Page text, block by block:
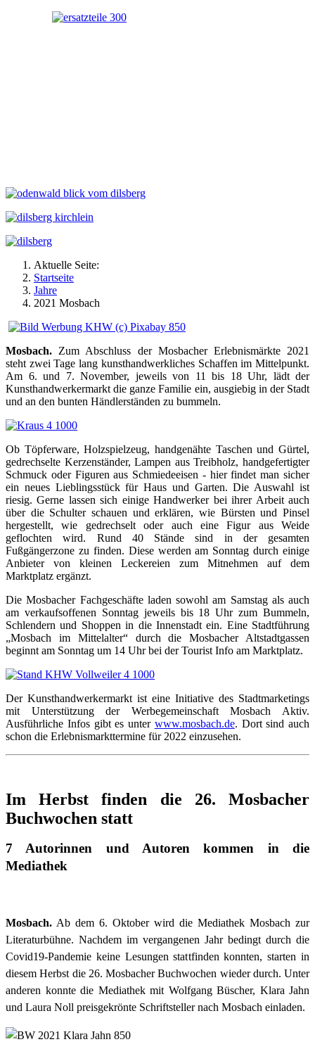
Aktuelle Seite:
Startseite
Jahre
2021 Mosbach
Mosbach. Zum Abschluss der Mosbacher Erlebnismärkte 2021
steht zwei Tage lang kunsthandwerkliches Schaffen im Mittelpunkt.
Am 6. und 7. November, jeweils von 11 bis 18 Uhr, lädt der
Kunsthandwerkermarkt die ganze Familie ein, ausgiebig in der Stadt
und an den bunten Händlerständen zu bummeln.
Ob Töpferware, Holzspielzeug, handgenähte Taschen und Gürtel,
gedrechselte Kerzenständer, Lampen aus Treibholz, handgefertigter
Schmuck oder Figuren aus Schmiedeeisen - hier findet man sicher
ein neues Lieblingsstück für Haus und Garten. Die Auswahl ist
riesig. Gerne lassen sich einige Handwerker bei ihrer Arbeit auch
über die Schulter schauen und erklären, wie Bürsten und Pinsel
hergestellt, wie gedrechselt oder auch eine Figur aus Weide
geflochten wird. Rund 40 Stände sind in der gesamten
Fußgängerzone zu finden. Diese werden am Sonntag durch einige
Anbieter von kleinen Leckereien zum Mitnehmen auf dem
Marktplatz ergänzt.
Die Mosbacher Fachgeschäfte laden sowohl am Samstag als auch
am verkaufsoffenen Sonntag jeweils bis 18 Uhr zum Bummeln,
Schlendern und Shoppen in die Innenstadt ein. Eine Stadtführung
„Mosbach im Mittelalter“ durch die Mosbacher Altstadtgassen
beginnt am Sonntag um 14 Uhr bei der Tourist Info am Marktplatz.
Der Kunsthandwerkermarkt ist eine Initiative des Stadtmarketings
mit Unterstützung der Werbegemeinschaft Mosbach Aktiv.
Ausführliche Infos gibt es unter www.mosbach.de. Dort sind auch
schon die Erlebnismarkttermine für 2022 einzusehen.
Im Herbst finden die 26. Mosbacher
Buchwochen statt
7 Autorinnen und Autoren kommen in die
Mediathek
Mosbach. Ab dem 6. Oktober wird die Mediathek Mosbach zur
Literaturbühne. Nachdem im vergangenen Jahr bedingt durch die
Covid19-Pandemie keine Lesungen stattfinden konnten, starten in
diesem Herbst die 26. Mosbacher Buchwochen wieder durch. Unter
anderen konnte die Mediathek mit Wolfgang Büscher, Klara Jahn
und Laura Noll preisgekrönte Schriftsteller nach Mosbach einladen.